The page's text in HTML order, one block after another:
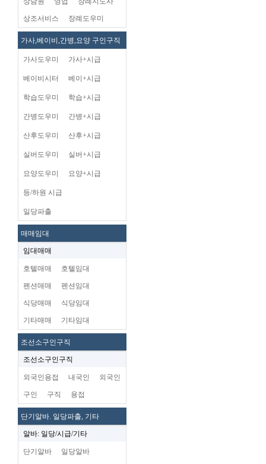
상조서비스 장례도우미
가사,베이비,간병,요양 구인구직
가사도우미 가사+시급
베이비시터 베이+시급
학습도우미 학습+시급
간병도우미 간병+시급
산후도우미 산후+시급
실버도우미 실버+시급
요양도우미 요양+시급
등/하원 시급
일당파출
매매임대
임대매매
호텔매매 호텔임대
펜션매매 펜션임대
식당매매 식당임대
기타매매 기타임대
조선소구인구직
조선소구인구직
외국인용접 내국인 외국인
구인 구직 용접
단기알바. 일당파출, 기타
알바: 일당/시급/기타
단기알바 일당알바